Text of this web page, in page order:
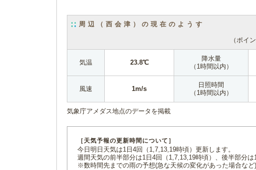
周辺（西会津）の現在のようす
（ポイ
気温 23.8℃
降水量
（1時間以内）
風速 1m/s
日照時間
（1時間以内）
気象庁アメダス地点のデータを掲載
［天気予報の更新時間について］
今日明日天気は1日4回（1,7,13,19時頃）更新します。
週間天気の前半部分は1日4回（1,7,13,19時頃）、後半部分は
※数時間先までの雨の予想(急な天候の変化があった場合な